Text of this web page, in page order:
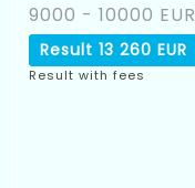
9000 - 10000 EUR
Result 13 260 EUR
Result with fees